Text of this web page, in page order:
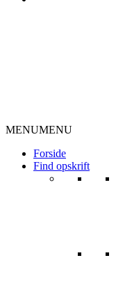
MENUMENU
Forside
Find opskrift